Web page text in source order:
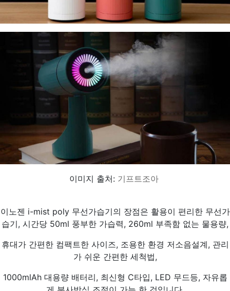
이미지 출처: 기프트조아
이노젠 i-mist poly 무선가습기의 장점은 활용이 편리한 무선가
습기, 시간당 50ml 풍부한 가습력, 260ml 부족함 없는 물용량,
휴대가 간편한 컴팩트한 사이즈, 조용한 환경 저소음설계, 관리
가 쉬운 간편한 세척법,
1000mlAh 대용량 배터리, 최신형 C타입, LED 무드등, 자유롭